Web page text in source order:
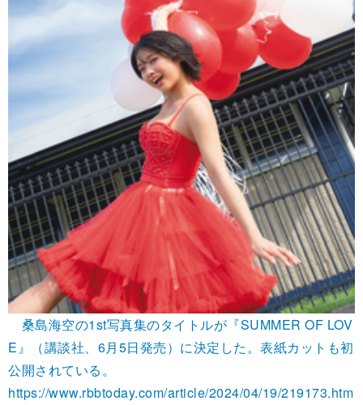
桑島海空の1st写真集のタイトルが『SUMMER OF LOV
E』（講談社、6月5日発売）に決定した。表紙カットも初
公開されている。
https://www.rbbtoday.com/article/2024/04/19/219173.htm